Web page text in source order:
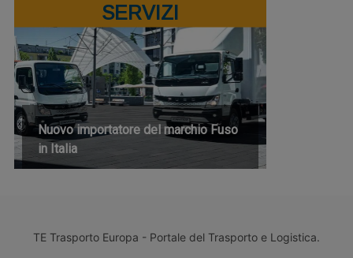
SERVIZI
Nuovo importatore del marchio Fuso
in Italia
TE Trasporto Europa - Portale del Trasporto e Logistica.